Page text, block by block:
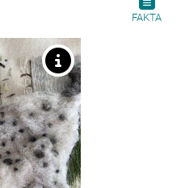
FAKTA